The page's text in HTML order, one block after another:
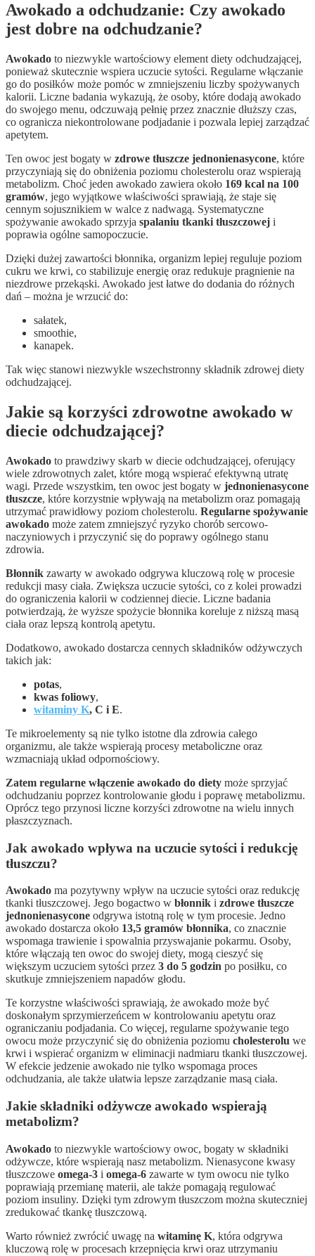
Awokado a odchudzanie: Czy awokado
jest dobre na odchudzanie?
Awokado to niezwykle wartościowy element diety odchudzającej,
ponieważ skutecznie wspiera uczucie sytości. Regularne włączanie
go do posiłków może pomóc w zmniejszeniu liczby spożywanych
kalorii. Liczne badania wykazują, że osoby, które dodają awokado
do swojego menu, odczuwają pełnię przez znacznie dłuższy czas,
co ogranicza niekontrolowane podjadanie i pozwala lepiej zarządzać
apetytem.
Ten owoc jest bogaty w zdrowe tłuszcze jednonienasycone, które
przyczyniają się do obniżenia poziomu cholesterolu oraz wspierają
metabolizm. Choć jeden awokado zawiera około 169 kcal na 100
gramów, jego wyjątkowe właściwości sprawiają, że staje się
cennym sojusznikiem w walce z nadwagą. Systematyczne
spożywanie awokado sprzyja spalaniu tkanki tłuszczowej i
poprawia ogólne samopoczucie.
Dzięki dużej zawartości błonnika, organizm lepiej reguluje poziom
cukru we krwi, co stabilizuje energię oraz redukuje pragnienie na
niezdrowe przekąski. Awokado jest łatwe do dodania do różnych
dań – można je wrzucić do:
sałatek,
smoothie,
kanapek.
Tak więc stanowi niezwykle wszechstronny składnik zdrowej diety
odchudzającej.
Jakie są korzyści zdrowotne awokado w
diecie odchudzającej?
Awokado to prawdziwy skarb w diecie odchudzającej, oferujący
wiele zdrowotnych zalet, które mogą wspierać efektywną utratę
wagi. Przede wszystkim, ten owoc jest bogaty w jednonienasycone
tłuszcze, które korzystnie wpływają na metabolizm oraz pomagają
utrzymać prawidłowy poziom cholesterolu. Regularne spożywanie
awokado może zatem zmniejszyć ryzyko chorób sercowo-
naczyniowych i przyczynić się do poprawy ogólnego stanu
zdrowia.
Błonnik zawarty w awokado odgrywa kluczową rolę w procesie
redukcji masy ciała. Zwiększa uczucie sytości, co z kolei prowadzi
do ograniczenia kalorii w codziennej diecie. Liczne badania
potwierdzają, że wyższe spożycie błonnika koreluje z niższą masą
ciała oraz lepszą kontrolą apetytu.
Dodatkowo, awokado dostarcza cennych składników odżywczych
takich jak:
potas,
kwas foliowy,
witaminy K, C i E.
Te mikroelementy są nie tylko istotne dla zdrowia całego
organizmu, ale także wspierają procesy metaboliczne oraz
wzmacniają układ odpornościowy.
Zatem regularne włączenie awokado do diety może sprzyjać
odchudzaniu poprzez kontrolowanie głodu i poprawę metabolizmu.
Oprócz tego przynosi liczne korzyści zdrowotne na wielu innych
płaszczyznach.
Jak awokado wpływa na uczucie sytości i redukcję
tłuszczu?
Awokado ma pozytywny wpływ na uczucie sytości oraz redukcję
tkanki tłuszczowej. Jego bogactwo w błonnik i zdrowe tłuszcze
jednonienasycone odgrywa istotną rolę w tym procesie. Jedno
awokado dostarcza około 13,5 gramów błonnika, co znacznie
wspomaga trawienie i spowalnia przyswajanie pokarmu. Osoby,
które włączają ten owoc do swojej diety, mogą cieszyć się
większym uczuciem sytości przez 3 do 5 godzin po posiłku, co
skutkuje zmniejszeniem napadów głodu.
Te korzystne właściwości sprawiają, że awokado może być
doskonałym sprzymierzeńcem w kontrolowaniu apetytu oraz
ograniczaniu podjadania. Co więcej, regularne spożywanie tego
owocu może przyczynić się do obniżenia poziomu cholesterolu we
krwi i wspierać organizm w eliminacji nadmiaru tkanki tłuszczowej.
W efekcie jedzenie awokado nie tylko wspomaga proces
odchudzania, ale także ułatwia lepsze zarządzanie masą ciała.
Jakie składniki odżywcze awokado wspierają
metabolizm?
Awokado to niezwykle wartościowy owoc, bogaty w składniki
odżywcze, które wspierają nasz metabolizm. Nienasycone kwasy
tłuszczowe omega-3 i omega-6 zawarte w tym owocu nie tylko
poprawiają przemianę materii, ale także pomagają regulować
poziom insuliny. Dzięki tym zdrowym tłuszczom można skuteczniej
zredukować tkankę tłuszczową.
Warto również zwrócić uwagę na witaminę K, która odgrywa
kluczową rolę w procesach krzepnięcia krwi oraz utrzymaniu